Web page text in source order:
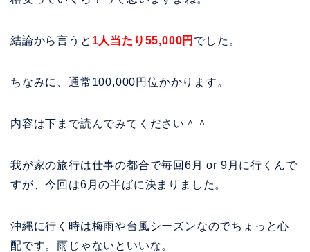
結論から言うと 1人当たり55,000円 でした。
ちなみに、通常100,000円位かかります。
内容は下まで読んでみてください＾＾
我が家の旅行は仕事の都合で毎回6月 or 9月に行くんで
すが、今回は6月の半ばに決まりました。
沖縄に行く時は梅雨や台風シーズンなのでちょっと心
配です。雨じゃないといいな。